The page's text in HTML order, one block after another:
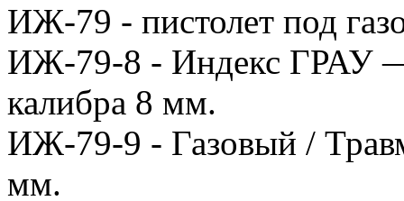
ИЖ-79 - пистолет под
ИЖ-79-8 - Индекс ГРАУ
калибра 8 мм.
ИЖ-79-9 - Газовый /
мм.